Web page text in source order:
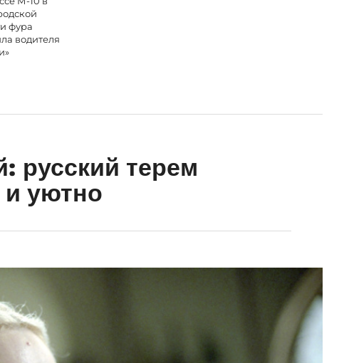
фура
водителя
русский терем
уютно